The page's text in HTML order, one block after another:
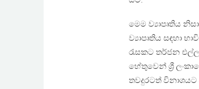
මෙම ව්‍යාපෘතිය
ව්‍යාපෘතිය සඳහා
රැසකට තර්ජන
හේතුවෙන් ශ්‍රී
තවදුරටත්